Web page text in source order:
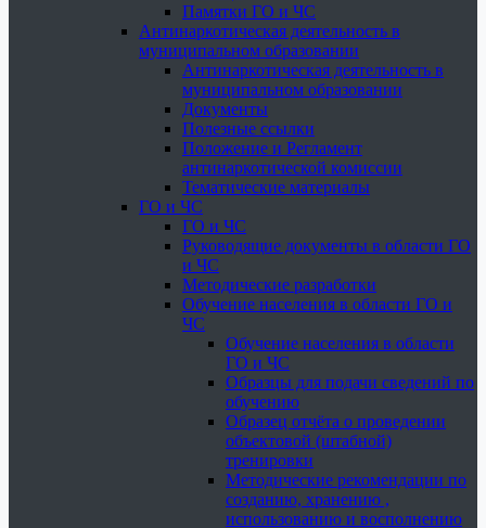
Памятки ГО и ЧС
Антинаркотическая деятельность в
муниципальном образовании
Антинаркотическая деятельность в
муниципальном образовании
Документы
Полезные ссылки
Положение и Регламент
антинаркотической комиссии
Тематические материалы
ГО и ЧС
ГО и ЧС
Руководящие документы в области ГО
и ЧС
Методические разработки
Обучение населения в области ГО и
ЧС
Обучение населения в области
ГО и ЧС
Образцы для подачи сведений по
обучению
Образец отчёта о проведении
объектовой (штабной)
тренировки
Методические рекомендации по
созданию, хранению ,
использованию и восполнению